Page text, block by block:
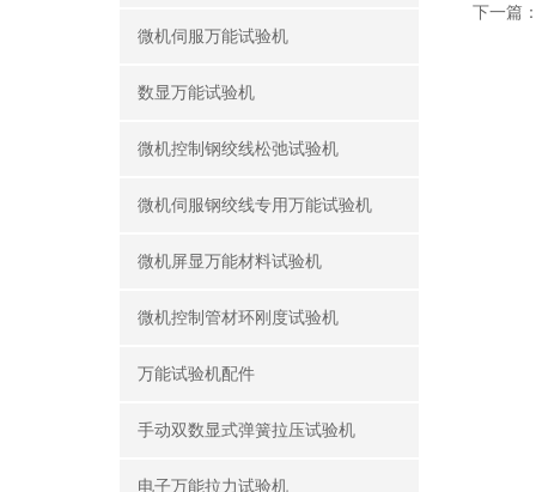
微机伺服万能试验机
数显万能试验机
微机控制钢绞线松弛试验机
微机伺服钢绞线专用万能试验机
微机屏显万能材料试验机
微机控制管材环刚度试验机
万能试验机配件
手动双数显式弹簧拉压试验机
电子万能拉力试验机
下一篇